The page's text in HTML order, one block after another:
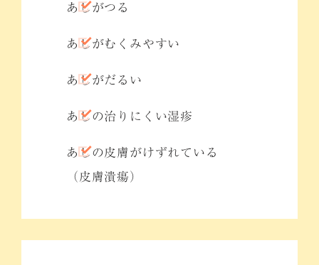
あしがつる
あしがむくみやすい
あしがだるい
あしの治りにくい湿疹
あしの皮膚がけずれている
（皮膚潰瘍）